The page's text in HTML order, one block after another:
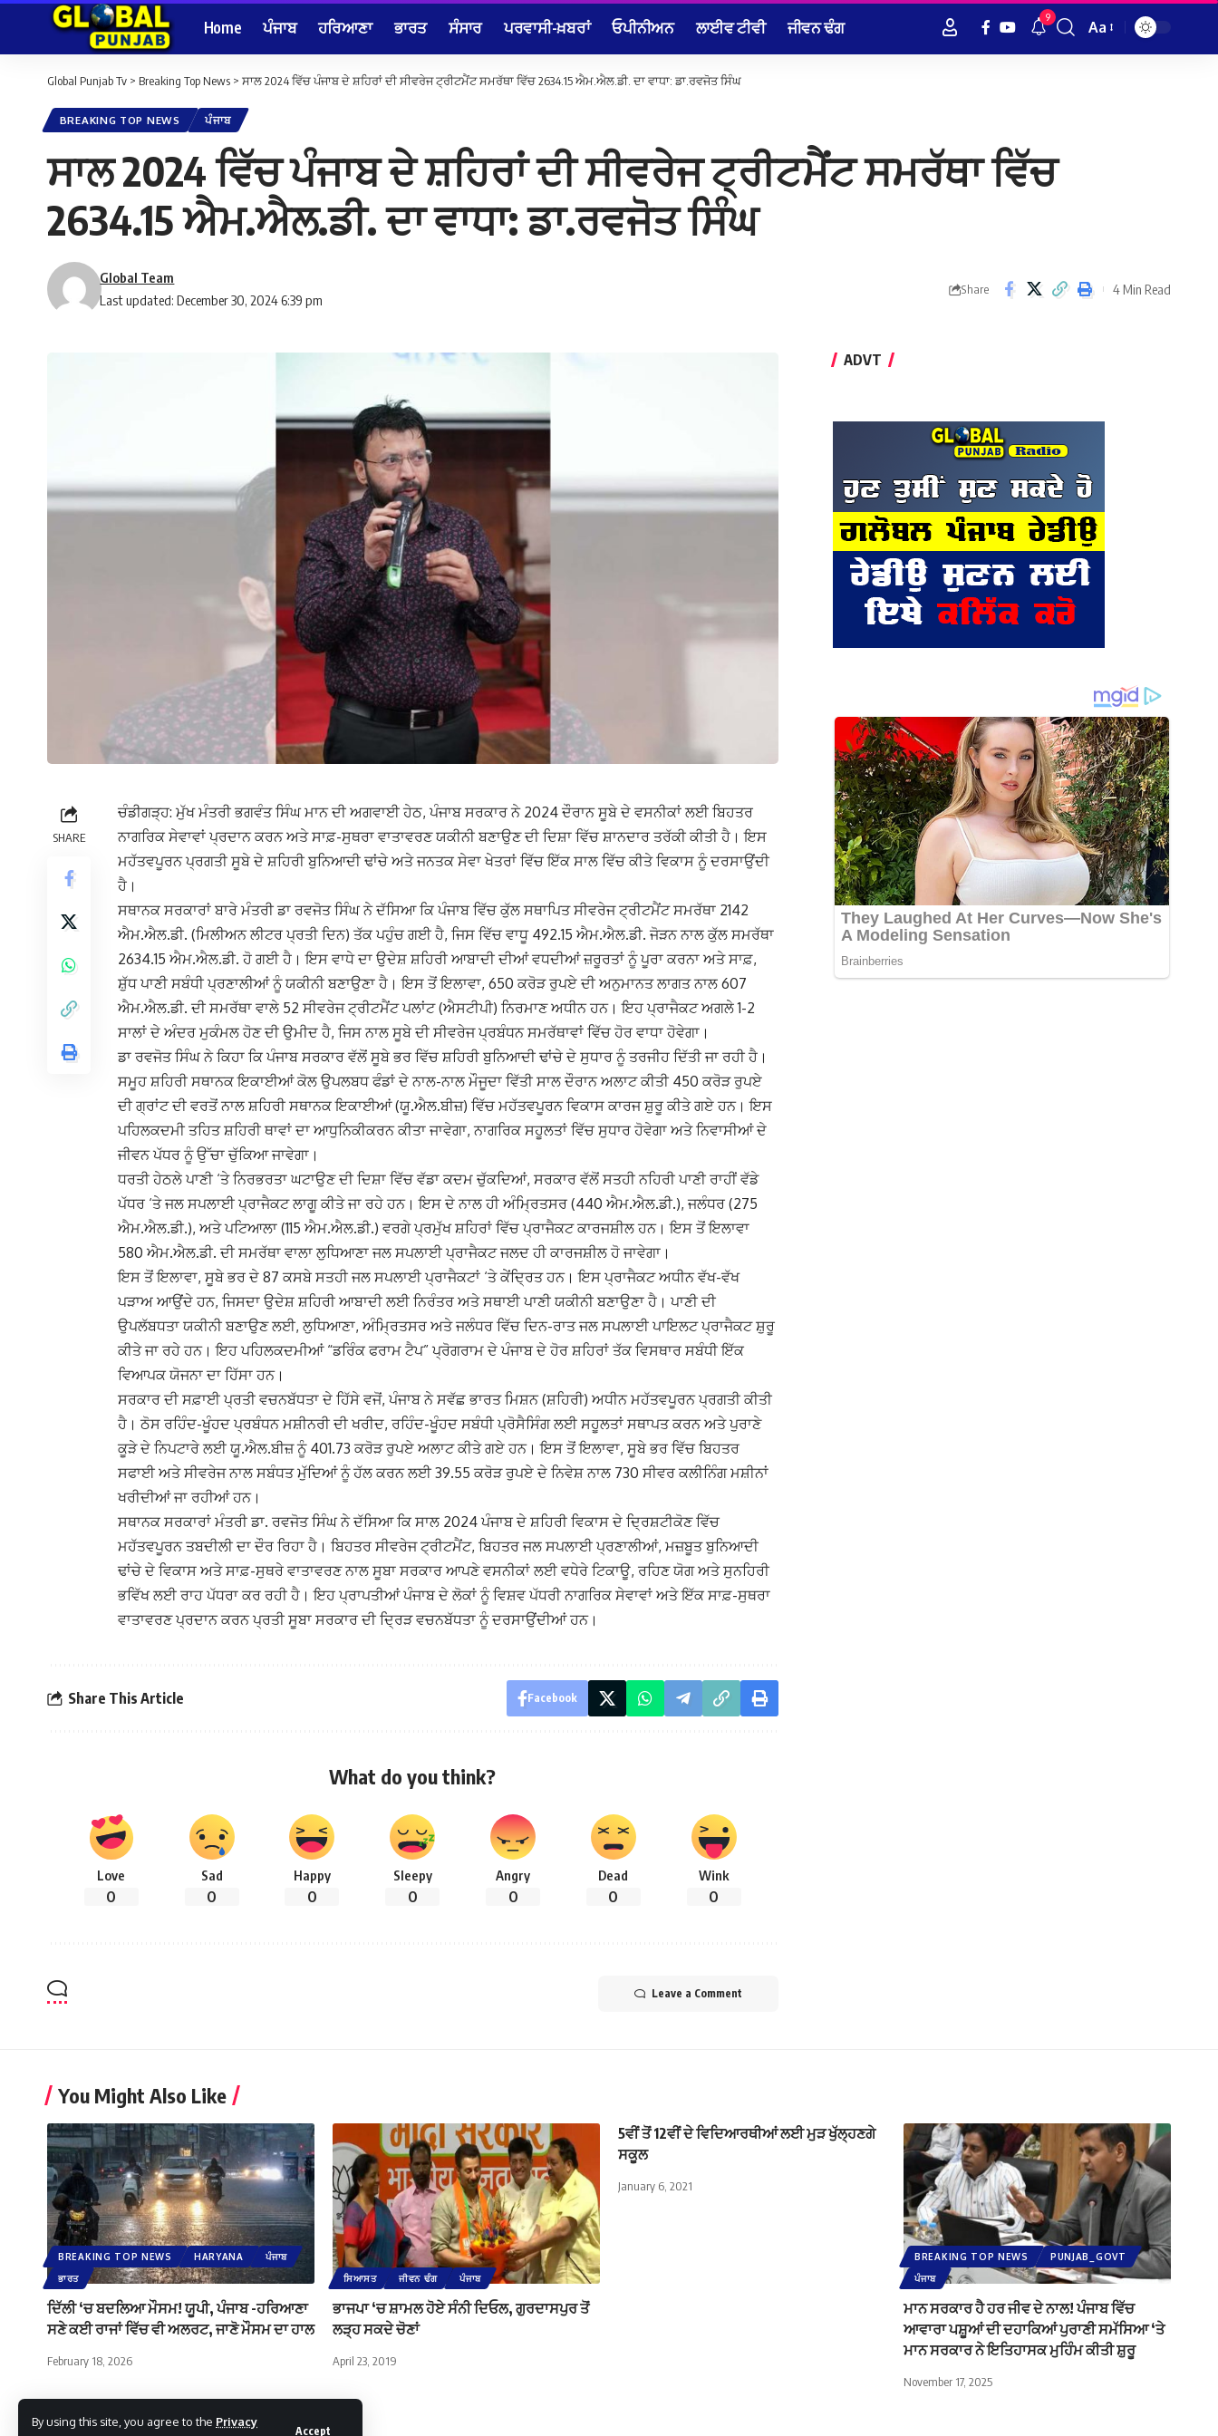
By using this site, you agree to the Privacy
Accept
Home ਪੰਜਾਬ ਹਰਿਆਣਾ ਭਾਰਤ ਸੰਸਾਰ ਪਰਵਾਸੀ-ਖ਼ਬਰਾਂ ਓਪੀਨੀਅਨ ਲਾਈਵ ਟੀਵੀ ਜੀਵਨ ਢੰਗ 9
Font
Aa
Global Punjab Tv > Breaking Top News > ਸਾਲ 2024 ਵਿੱਚ ਪੰਜਾਬ ਦੇ ਸ਼ਹਿਰਾਂ ਦੀ ਸੀਵਰੇਜ ਟ੍ਰੀਟਮੈਂਟ ਸਮਰੱਥਾ ਵਿੱਚ 2634.15 ਐਮ.ਐਲ.ਡੀ. ਦਾ ਵਾਧਾ: ਡਾ.ਰਵਜੋਤ ਸਿੰਘ
BREAKING TOP NEWS ਪੰਜਾਬ
ਸਾਲ 2024 ਵਿੱਚ ਪੰਜਾਬ ਦੇ ਸ਼ਹਿਰਾਂ ਦੀ ਸੀਵਰੇਜ ਟ੍ਰੀਟਮੈਂਟ ਸਮਰੱਥਾ ਵਿੱਚ
2634.15 ਐਮ.ਐਲ.ਡੀ. ਦਾ ਵਾਧਾ: ਡਾ.ਰਵਜੋਤ ਸਿੰਘ
Last updated: December 30, 2024 6:39 pm
Global Team
Share 4 Min Read
SHARE
ਚੰਡੀਗੜ੍ਹ: ਮੁੱਖ ਮੰਤਰੀ ਭਗਵੰਤ ਸਿੰਘ ਮਾਨ ਦੀ ਅਗਵਾਈ ਹੇਠ, ਪੰਜਾਬ ਸਰਕਾਰ ਨੇ 2024 ਦੌਰਾਨ ਸੂਬੇ ਦੇ ਵਸਨੀਕਾਂ ਲਈ ਬਿਹਤਰ
ਨਾਗਰਿਕ ਸੇਵਾਵਾਂ ਪ੍ਰਦਾਨ ਕਰਨ ਅਤੇ ਸਾਫ਼-ਸੁਥਰਾ ਵਾਤਾਵਰਣ ਯਕੀਨੀ ਬਣਾਉਣ ਦੀ ਦਿਸ਼ਾ ਵਿੱਚ ਸ਼ਾਨਦਾਰ ਤਰੱਕੀ ਕੀਤੀ ਹੈ। ਇਸ
ਮਹੱਤਵਪੂਰਨ ਪ੍ਰਗਤੀ ਸੂਬੇ ਦੇ ਸ਼ਹਿਰੀ ਬੁਨਿਆਦੀ ਢਾਂਚੇ ਅਤੇ ਜਨਤਕ ਸੇਵਾ ਖੇਤਰਾਂ ਵਿੱਚ ਇੱਕ ਸਾਲ ਵਿੱਚ ਕੀਤੇ ਵਿਕਾਸ ਨੂੰ ਦਰਸਾਉਂਦੀ
ਹੈ।
ਸਥਾਨਕ ਸਰਕਾਰਾਂ ਬਾਰੇ ਮੰਤਰੀ ਡਾ ਰਵਜੋਤ ਸਿੰਘ ਨੇ ਦੱਸਿਆ ਕਿ ਪੰਜਾਬ ਵਿੱਚ ਕੁੱਲ ਸਥਾਪਿਤ ਸੀਵਰੇਜ ਟ੍ਰੀਟਮੈਂਟ ਸਮਰੱਥਾ 2142
ਐਮ.ਐਲ.ਡੀ. (ਮਿਲੀਅਨ ਲੀਟਰ ਪ੍ਰਤੀ ਦਿਨ) ਤੱਕ ਪਹੁੰਚ ਗਈ ਹੈ, ਜਿਸ ਵਿੱਚ ਵਾਧੂ 492.15 ਐਮ.ਐਲ.ਡੀ. ਜੋੜਨ ਨਾਲ ਕੁੱਲ ਸਮਰੱਥਾ
2634.15 ਐਮ.ਐਲ.ਡੀ. ਹੋ ਗਈ ਹੈ। ਇਸ ਵਾਧੇ ਦਾ ਉਦੇਸ਼ ਸ਼ਹਿਰੀ ਆਬਾਦੀ ਦੀਆਂ ਵਧਦੀਆਂ ਜ਼ਰੂਰਤਾਂ ਨੂੰ ਪੂਰਾ ਕਰਨਾ ਅਤੇ ਸਾਫ਼,
ਸ਼ੁੱਧ ਪਾਣੀ ਸਬੰਧੀ ਪ੍ਰਣਾਲੀਆਂ ਨੂੰ ਯਕੀਨੀ ਬਣਾਉਣਾ ਹੈ। ਇਸ ਤੋਂ ਇਲਾਵਾ, 650 ਕਰੋੜ ਰੁਪਏ ਦੀ ਅਨੁਮਾਨਤ ਲਾਗਤ ਨਾਲ 607
ਐਮ.ਐਲ.ਡੀ. ਦੀ ਸਮਰੱਥਾ ਵਾਲੇ 52 ਸੀਵਰੇਜ ਟ੍ਰੀਟਮੈਂਟ ਪਲਾਂਟ (ਐਸਟੀਪੀ) ਨਿਰਮਾਣ ਅਧੀਨ ਹਨ। ਇਹ ਪ੍ਰਾਜੈਕਟ ਅਗਲੇ 1-2
ਸਾਲਾਂ ਦੇ ਅੰਦਰ ਮੁਕੰਮਲ ਹੋਣ ਦੀ ਉਮੀਦ ਹੈ, ਜਿਸ ਨਾਲ ਸੂਬੇ ਦੀ ਸੀਵਰੇਜ ਪ੍ਰਬੰਧਨ ਸਮਰੱਥਾਵਾਂ ਵਿੱਚ ਹੋਰ ਵਾਧਾ ਹੋਵੇਗਾ।
ਡਾ ਰਵਜੋਤ ਸਿੰਘ ਨੇ ਕਿਹਾ ਕਿ ਪੰਜਾਬ ਸਰਕਾਰ ਵੱਲੋਂ ਸੂਬੇ ਭਰ ਵਿੱਚ ਸ਼ਹਿਰੀ ਬੁਨਿਆਦੀ ਢਾਂਚੇ ਦੇ ਸੁਧਾਰ ਨੂੰ ਤਰਜੀਹ ਦਿੱਤੀ ਜਾ ਰਹੀ ਹੈ।
ਸਮੂਹ ਸ਼ਹਿਰੀ ਸਥਾਨਕ ਇਕਾਈਆਂ ਕੋਲ ਉਪਲਬਧ ਫੰਡਾਂ ਦੇ ਨਾਲ-ਨਾਲ ਮੌਜੂਦਾ ਵਿੱਤੀ ਸਾਲ ਦੌਰਾਨ ਅਲਾਟ ਕੀਤੀ 450 ਕਰੋੜ ਰੁਪਏ
ਦੀ ਗ੍ਰਾਂਟ ਦੀ ਵਰਤੋਂ ਨਾਲ ਸ਼ਹਿਰੀ ਸਥਾਨਕ ਇਕਾਈਆਂ (ਯੂ.ਐਲ.ਬੀਜ਼) ਵਿੱਚ ਮਹੱਤਵਪੂਰਨ ਵਿਕਾਸ ਕਾਰਜ ਸ਼ੁਰੂ ਕੀਤੇ ਗਏ ਹਨ। ਇਸ
ਪਹਿਲਕਦਮੀ ਤਹਿਤ ਸ਼ਹਿਰੀ ਥਾਵਾਂ ਦਾ ਆਧੁਨਿਕੀਕਰਨ ਕੀਤਾ ਜਾਵੇਗਾ, ਨਾਗਰਿਕ ਸਹੂਲਤਾਂ ਵਿੱਚ ਸੁਧਾਰ ਹੋਵੇਗਾ ਅਤੇ ਨਿਵਾਸੀਆਂ ਦੇ
ਜੀਵਨ ਪੱਧਰ ਨੂੰ ਉੱਚਾ ਚੁੱਕਿਆ ਜਾਵੇਗਾ।
ਧਰਤੀ ਹੇਠਲੇ ਪਾਣੀ ‘ਤੇ ਨਿਰਭਰਤਾ ਘਟਾਉਣ ਦੀ ਦਿਸ਼ਾ ਵਿੱਚ ਵੱਡਾ ਕਦਮ ਚੁੱਕਦਿਆਂ, ਸਰਕਾਰ ਵੱਲੋਂ ਸਤਹੀ ਨਹਿਰੀ ਪਾਣੀ ਰਾਹੀਂ ਵੱਡੇ
ਪੱਧਰ ‘ਤੇ ਜਲ ਸਪਲਾਈ ਪ੍ਰਾਜੈਕਟ ਲਾਗੂ ਕੀਤੇ ਜਾ ਰਹੇ ਹਨ। ਇਸ ਦੇ ਨਾਲ ਹੀ ਅੰਮ੍ਰਿਤਸਰ (440 ਐਮ.ਐਲ.ਡੀ.), ਜਲੰਧਰ (275
ਐਮ.ਐਲ.ਡੀ.), ਅਤੇ ਪਟਿਆਲਾ (115 ਐਮ.ਐਲ.ਡੀ.) ਵਰਗੇ ਪ੍ਰਮੁੱਖ ਸ਼ਹਿਰਾਂ ਵਿੱਚ ਪ੍ਰਾਜੈਕਟ ਕਾਰਜਸ਼ੀਲ ਹਨ। ਇਸ ਤੋਂ ਇਲਾਵਾ
580 ਐਮ.ਐਲ.ਡੀ. ਦੀ ਸਮਰੱਥਾ ਵਾਲਾ ਲੁਧਿਆਣਾ ਜਲ ਸਪਲਾਈ ਪ੍ਰਾਜੈਕਟ ਜਲਦ ਹੀ ਕਾਰਜਸ਼ੀਲ ਹੋ ਜਾਵੇਗਾ।
ਇਸ ਤੋਂ ਇਲਾਵਾ, ਸੂਬੇ ਭਰ ਦੇ 87 ਕਸਬੇ ਸਤਹੀ ਜਲ ਸਪਲਾਈ ਪ੍ਰਾਜੈਕਟਾਂ ‘ਤੇ ਕੇਂਦ੍ਰਿਤ ਹਨ। ਇਸ ਪ੍ਰਾਜੈਕਟ ਅਧੀਨ ਵੱਖ-ਵੱਖ
ਪੜਾਅ ਆਉਂਦੇ ਹਨ, ਜਿਸਦਾ ਉਦੇਸ਼ ਸ਼ਹਿਰੀ ਆਬਾਦੀ ਲਈ ਨਿਰੰਤਰ ਅਤੇ ਸਥਾਈ ਪਾਣੀ ਯਕੀਨੀ ਬਣਾਉਣਾ ਹੈ। ਪਾਣੀ ਦੀ
ਉਪਲੱਬਧਤਾ ਯਕੀਨੀ ਬਣਾਉਣ ਲਈ, ਲੁਧਿਆਣਾ, ਅੰਮ੍ਰਿਤਸਰ ਅਤੇ ਜਲੰਧਰ ਵਿੱਚ ਦਿਨ-ਰਾਤ ਜਲ ਸਪਲਾਈ ਪਾਇਲਟ ਪ੍ਰਾਜੈਕਟ ਸ਼ੁਰੂ
ਕੀਤੇ ਜਾ ਰਹੇ ਹਨ। ਇਹ ਪਹਿਲਕਦਮੀਆਂ “ਡਰਿੰਕ ਫਰਾਮ ਟੈਪ” ਪ੍ਰੋਗਰਾਮ ਦੇ ਪੰਜਾਬ ਦੇ ਹੋਰ ਸ਼ਹਿਰਾਂ ਤੱਕ ਵਿਸਥਾਰ ਸਬੰਧੀ ਇੱਕ
ਵਿਆਪਕ ਯੋਜਨਾ ਦਾ ਹਿੱਸਾ ਹਨ।
ਸਰਕਾਰ ਦੀ ਸਫ਼ਾਈ ਪ੍ਰਤੀ ਵਚਨਬੱਧਤਾ ਦੇ ਹਿੱਸੇ ਵਜੋਂ, ਪੰਜਾਬ ਨੇ ਸਵੱਛ ਭਾਰਤ ਮਿਸ਼ਨ (ਸ਼ਹਿਰੀ) ਅਧੀਨ ਮਹੱਤਵਪੂਰਨ ਪ੍ਰਗਤੀ ਕੀਤੀ
ਹੈ। ਠੋਸ ਰਹਿੰਦ-ਖੂੰਹਦ ਪ੍ਰਬੰਧਨ ਮਸ਼ੀਨਰੀ ਦੀ ਖਰੀਦ, ਰਹਿੰਦ-ਖੂੰਹਦ ਸਬੰਧੀ ਪ੍ਰੋਸੈਸਿੰਗ ਲਈ ਸਹੂਲਤਾਂ ਸਥਾਪਤ ਕਰਨ ਅਤੇ ਪੁਰਾਣੇ
ਕੂੜੇ ਦੇ ਨਿਪਟਾਰੇ ਲਈ ਯੂ.ਐਲ.ਬੀਜ਼ ਨੂੰ 401.73 ਕਰੋੜ ਰੁਪਏ ਅਲਾਟ ਕੀਤੇ ਗਏ ਹਨ। ਇਸ ਤੋਂ ਇਲਾਵਾ, ਸੂਬੇ ਭਰ ਵਿੱਚ ਬਿਹਤਰ
ਸਫਾਈ ਅਤੇ ਸੀਵਰੇਜ ਨਾਲ ਸਬੰਧਤ ਮੁੱਦਿਆਂ ਨੂੰ ਹੱਲ ਕਰਨ ਲਈ 39.55 ਕਰੋੜ ਰੁਪਏ ਦੇ ਨਿਵੇਸ਼ ਨਾਲ 730 ਸੀਵਰ ਕਲੀਨਿੰਗ ਮਸ਼ੀਨਾਂ
ਖਰੀਦੀਆਂ ਜਾ ਰਹੀਆਂ ਹਨ।
ਸਥਾਨਕ ਸਰਕਾਰਾਂ ਮੰਤਰੀ ਡਾ. ਰਵਜੋਤ ਸਿੰਘ ਨੇ ਦੱਸਿਆ ਕਿ ਸਾਲ 2024 ਪੰਜਾਬ ਦੇ ਸ਼ਹਿਰੀ ਵਿਕਾਸ ਦੇ ਦ੍ਰਿਸ਼ਟੀਕੋਣ ਵਿੱਚ
ਮਹੱਤਵਪੂਰਨ ਤਬਦੀਲੀ ਦਾ ਦੌਰ ਰਿਹਾ ਹੈ। ਬਿਹਤਰ ਸੀਵਰੇਜ ਟ੍ਰੀਟਮੈਂਟ, ਬਿਹਤਰ ਜਲ ਸਪਲਾਈ ਪ੍ਰਣਾਲੀਆਂ, ਮਜ਼ਬੂਤ ਬੁਨਿਆਦੀ
ਢਾਂਚੇ ਦੇ ਵਿਕਾਸ ਅਤੇ ਸਾਫ਼-ਸੁਥਰੇ ਵਾਤਾਵਰਣ ਨਾਲ ਸੂਬਾ ਸਰਕਾਰ ਆਪਣੇ ਵਸਨੀਕਾਂ ਲਈ ਵਧੇਰੇ ਟਿਕਾਊ, ਰਹਿਣ ਯੋਗ ਅਤੇ ਸੁਨਹਿਰੀ
ਭਵਿੱਖ ਲਈ ਰਾਹ ਪੱਧਰਾ ਕਰ ਰਹੀ ਹੈ। ਇਹ ਪ੍ਰਾਪਤੀਆਂ ਪੰਜਾਬ ਦੇ ਲੋਕਾਂ ਨੂੰ ਵਿਸ਼ਵ ਪੱਧਰੀ ਨਾਗਰਿਕ ਸੇਵਾਵਾਂ ਅਤੇ ਇੱਕ ਸਾਫ਼-ਸੁਥਰਾ
ਵਾਤਾਵਰਣ ਪ੍ਰਦਾਨ ਕਰਨ ਪ੍ਰਤੀ ਸੂਬਾ ਸਰਕਾਰ ਦੀ ਦ੍ਰਿੜ ਵਚਨਬੱਧਤਾ ਨੂੰ ਦਰਸਾਉਂਦੀਆਂ ਹਨ।
Share This Article Facebook
What do you think?
Love
0
Sad
0
Happy
0
Sleepy
0
Angry
0
Dead
0
Wink
0
Leave a Comment
ADVT
You Might Also Like
BREAKING TOP NEWS HARYANA
ਪੰਜਾਬ
ਭਾਰਤ
ਦਿੱਲੀ ‘ਚ ਬਦਲਿਆ ਮੌਸਮ! ਯੂਪੀ, ਪੰਜਾਬ -ਹਰਿਆਣਾ
ਸਣੇ ਕਈ ਰਾਜਾਂ ਵਿੱਚ ਵੀ ਅਲਰਟ, ਜਾਣੋ ਮੌਸਮ ਦਾ ਹਾਲ
February 18, 2026
ਸਿਆਸਤ ਜੀਵਨ ਢੰਗ ਪੰਜਾਬ
ਭਾਜਪਾ ‘ਚ ਸ਼ਾਮਲ ਹੋਏ ਸੰਨੀ ਦਿਓਲ, ਗੁਰਦਾਸਪੁਰ ਤੋਂ
ਲੜ੍ਹ ਸਕਦੇ ਚੋਣਾਂ
April 23, 2019
5ਵੀਂ ਤੋਂ 12ਵੀਂ ਦੇ ਵਿਦਿਆਰਥੀਆਂ ਲਈ ਮੁੜ ਖੁੱਲ੍ਹਣਗੇ
ਸਕੂਲ
January 6, 2021
BREAKING TOP NEWS
PUNJAB_GOVT
ਪੰਜਾਬ
ਮਾਨ ਸਰਕਾਰ ਹੈ ਹਰ ਜੀਵ ਦੇ ਨਾਲ! ਪੰਜਾਬ ਵਿੱਚ
ਆਵਾਰਾ ਪਸ਼ੂਆਂ ਦੀ ਦਹਾਕਿਆਂ ਪੁਰਾਣੀ ਸਮੱਸਿਆ ‘ਤੇ
ਮਾਨ ਸਰਕਾਰ ਨੇ ਇਤਿਹਾਸਕ ਮੁਹਿੰਮ ਕੀਤੀ ਸ਼ੁਰੂ
November 17, 2025